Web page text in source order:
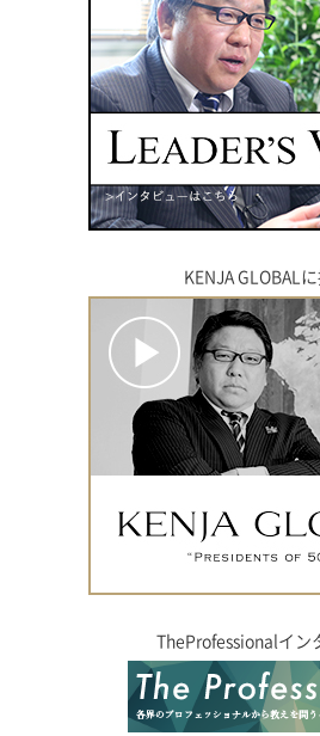
KENJA GLOBAL
TheProfessionalイン